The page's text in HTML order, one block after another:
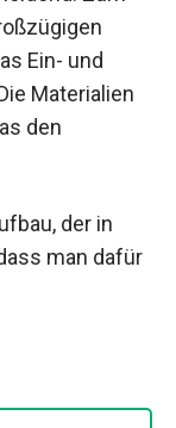
Ein- und
Materialien
den
der in
man dafür